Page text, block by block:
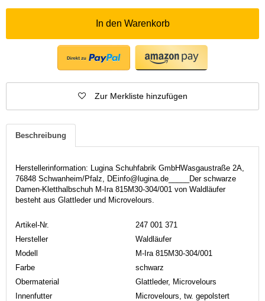
In den Warenkorb
Zur Merkliste hinzufügen
Beschreibung
Herstellerinformation: Lugina Schuhfabrik GmbHWasgaustraße 2A,
76848 Schwanheim/Pfalz, DEinfo@lugina.de_____Der schwarze
Damen-Kletthalbschuh M-Ira 815M30-304/001 von Waldläufer
besteht aus Glattleder und Microvelours.
Artikel-Nr.
247 001 371
Hersteller
Waldläufer
Modell
M-Ira 815M30-304/001
Farbe
schwarz
Obermaterial
Glattleder, Microvelours
Innenfutter
Microvelours, tw. gepolstert